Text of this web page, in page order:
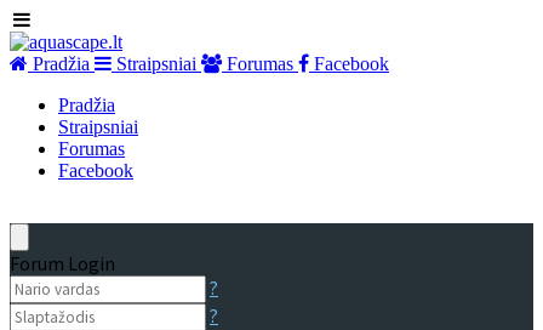
Pradžia Straipsniai Forumas
Facebook
Pradžia
Straipsniai
Forumas
Facebook
Forum Login
?
?